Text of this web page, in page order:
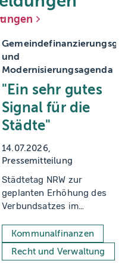
ö
h
und
Modernisierungsagenda
"Ein sehr gutes
Signal für die
Städte"
14.07.2026
Pressemitteilung
Städtetag NRW zur
geplanten Erhöhung des
Verbundsatzes im
und kommunalen
Modernisierungsagenda
Kommunalfinanzen
Recht und Verwaltung